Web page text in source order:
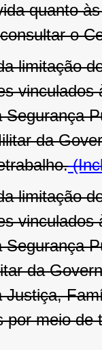
quanto
o
limitação
da
limitação
da
por meio de